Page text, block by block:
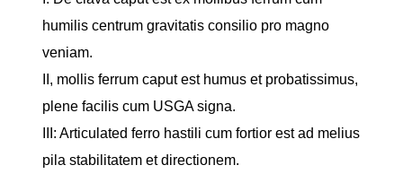
humilis centrum gravitatis consilio pro magno
veniam.
II, mollis ferrum caput est humus et probatissimus,
plene facilis cum USGA signa.
III: Articulated ferro hastili cum fortior est ad melius
pila stabilitatem et directionem.